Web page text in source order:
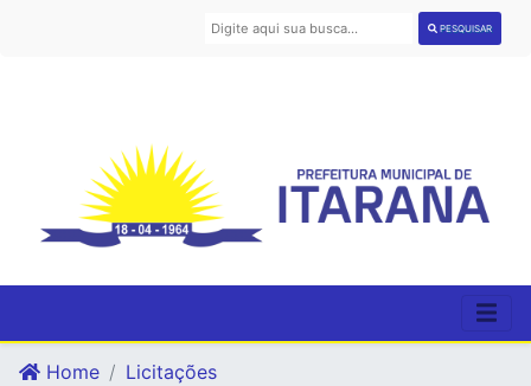
PESQUISAR
Home
Licitações